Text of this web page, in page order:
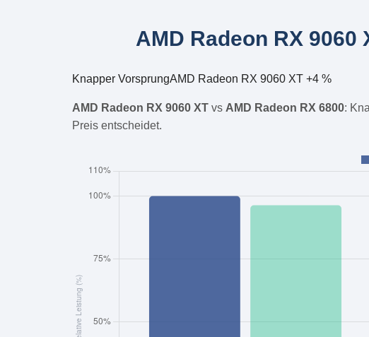
AMD Radeon RX 9060
Knapper VorsprungAMD Radeon RX 9060 XT +4 %
AMD Radeon RX 9060 XT vs AMD Radeon RX 6800:
Preis entscheidet.